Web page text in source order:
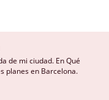
de mi ciudad. En Qué
planes en Barcelona.